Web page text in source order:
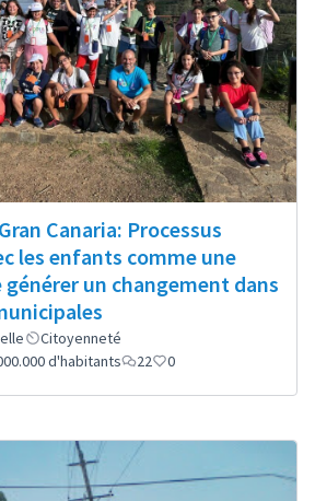
Canaria: Processus
les enfants comme une
un changement dans
Citoyenneté
d'habitants
22 0